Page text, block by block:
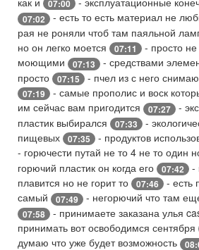
07:00
07:02 - есть то есть материал не
рая не роняли чтоб там паяльной
но он легко моется
07:11
- просто
моющими
07:13
- средствами
просто
07:15 - пчел из с него
07:19 - самые прополис и воск
им сейчас вам пригодится
07:27
-
пластик выбирался
07:33
-
пищевых
07:35 - продуктов
- горючести путай не то 4 не то один
горючий пластик он когда его
07:42
-
плавится но не горит то
07:46
- есть
самый
07:49 - негорючий что там
07:58 - принимаете заказана улья
принимать вот освободимся сентября
думаю что уже будет возможность